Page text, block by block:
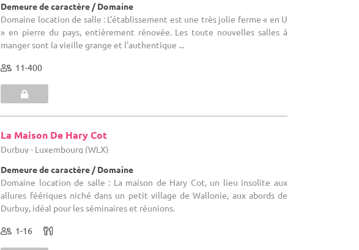
Demeure de caractère / Domaine
Domaine location de salle : L'établissement est une très jolie ferme « en U
» en pierre du pays, entièrement rénovée. Les toute nouvelles salles à
manger sont la vieille grange et l'authentique ...
11-400
La Maison De Hary Cot
Durbuy - Luxembourg (WLX)
Demeure de caractère / Domaine
Domaine location de salle : La maison de Hary Cot, un lieu insolite aux
allures féériques niché dans un petit village de Wallonie, aux abords de
Durbuy, idéal pour les séminaires et réunions.
1-16